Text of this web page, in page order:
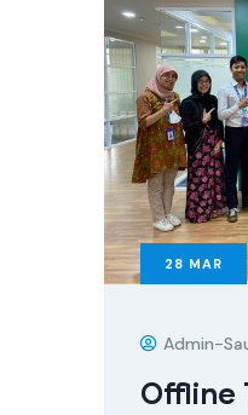
28 MAR
Admin-
Offline